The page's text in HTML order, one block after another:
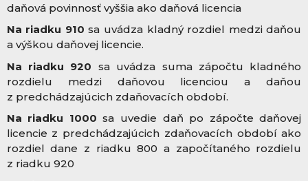
daňová povinnosť vyššia ako daňová licencia
Na riadku 910sa uvádza kladný rozdiel medzi daňou
a výškou daňovej licencie.
Na riadku 920 sa uvádza suma zápočtu kladného
rozdielu medzi daňovou licenciou a daňou
z predchádzajúcich zdaňovacích období.
Na riadku 1000sa uvedie daň po zápočte daňovej
licencie z predchádzajúcich zdaňovacích období ako
rozdiel dane z riadku 800 a započítaného rozdielu
z riadku 920